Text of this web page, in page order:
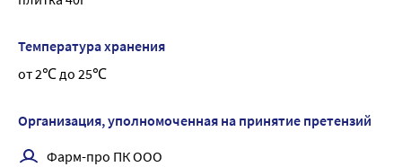
Температура хранения
от 2℃ до 25℃
Организация, уполномоченная на принятие претензий
Фарм-про ПК ООО